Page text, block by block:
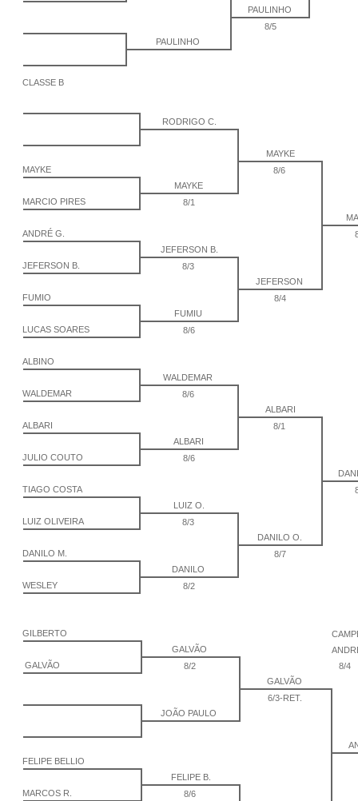
PAULINHO
8/5
PAULINHO
CLASSE B
RODRIGO C.
MAYKE
MAYKE
8/6
MAYKE
MARCIO PIRES
8/1
ANDRÉ G.
JEFERSON B.
JEFERSON B.
8/3
JEFERSON
FUMIO
8/4
FUMIU
LUCAS SOARES
8/6
ALBINO
WALDEMAR
WALDEMAR
8/6
ALBARI
ALBARI
8/1
ALBARI
JULIO COUTO
8/6
TIAGO COSTA
LUIZ O.
LUIZ OLIVEIRA
8/3
DANILO O.
DANILO M.
8/7
DANILO
WESLEY
8/2
GILBERTO
GALVÃO
GALVÃO
8/2
8/4
GALVÃO
6/3-RET.
JOÃO PAULO
FELIPE BELLIO
FELIPE B.
MARCOS R.
8/6